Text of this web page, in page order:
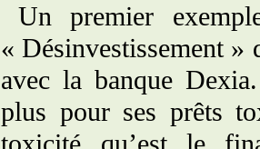
Un premier
« Désinvestissement »
avec la banque
plus pour ses prêts